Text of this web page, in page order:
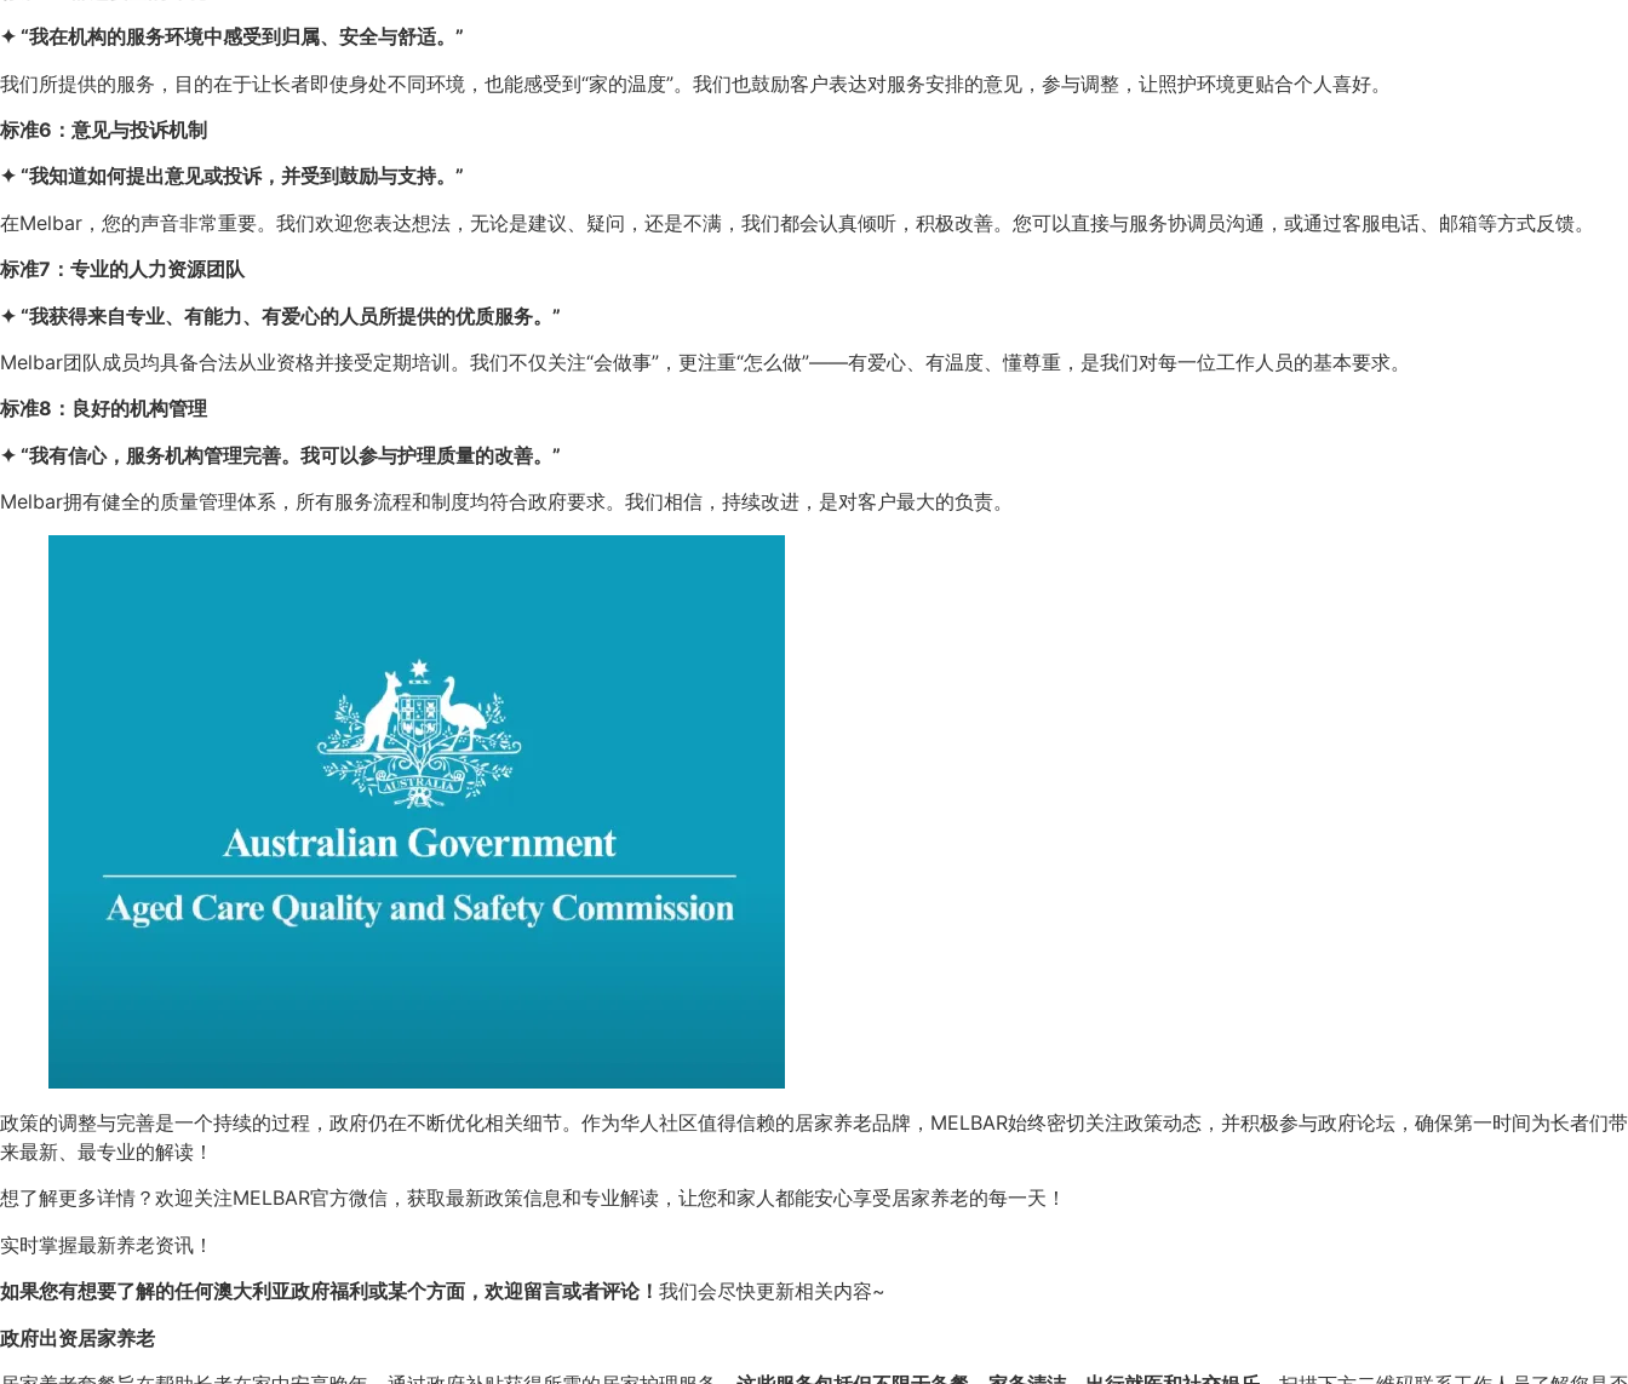
✦ “我在机构的服务环境中感受到归属、安全与舒适。”
我们所提供的服务，目的在于让长者即使身处不同环境，也能感受到“家的温度”。我们也鼓励客户表达对服务安排的意见，参与调整，让照护环境更贴合个人喜好。
标准6：意见与投诉机制
✦ “我知道如何提出意见或投诉，并受到鼓励与支持。”
在Melbar，您的声音非常重要。我们欢迎您表达想法，无论是建议、疑问，还是不满，我们都会认真倾听，积极改善。您可以直接与服务协调员沟通，或通过客服电话、邮箱等方式反馈。
标准7：专业的人力资源团队
✦ “我获得来自专业、有能力、有爱心的人员所提供的优质服务。”
Melbar团队成员均具备合法从业资格并接受定期培训。我们不仅关注“会做事”，更注重“怎么做”——有爱心、有温度、懂尊重，是我们对每一位工作人员的基本要求。
标准8：良好的机构管理
✦ “我有信心，服务机构管理完善。我可以参与护理质量的改善。”
Melbar拥有健全的质量管理体系，所有服务流程和制度均符合政府要求。我们相信，持续改进，是对客户最大的负责。
政策的调整与完善是一个持续的过程，政府仍在不断优化相关细节。作为华人社区值得信赖的居家养老品牌，MELBAR始终密切关注政策动态，并积极参与政府论坛，确保第一时间为长者们带
来最新、最专业的解读！
想了解更多详情？欢迎关注MELBAR官方微信，获取最新政策信息和专业解读，让您和家人都能安心享受居家养老的每一天！
实时掌握最新养老资讯！
如果您有想要了解的任何澳大利亚政府福利或某个方面，欢迎留言或者评论！ 我们会尽快更新相关内容~
政府出资居家养老